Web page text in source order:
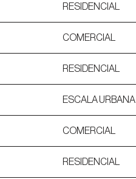
RESIDENCIAL
COMERCIAL
RESIDENCIAL
ESCALA URBANA
COMERCIAL
RESIDENCIAL